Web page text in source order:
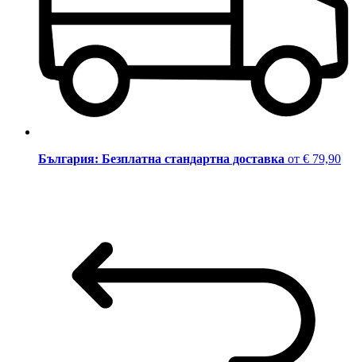
България: Безплатна стандартна доставка от € 79,90